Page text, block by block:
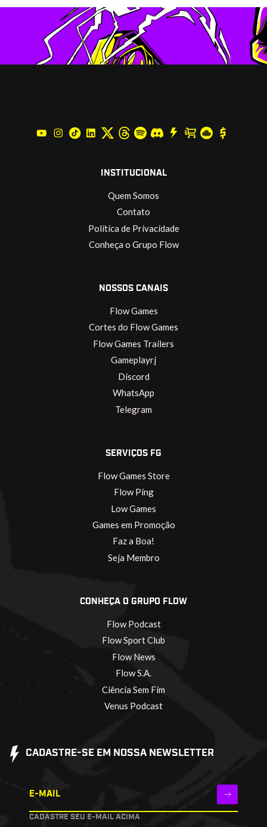
INSTITUCIONAL
Quem Somos
Contato
Política de Privacidade
Conheça o Grupo Flow
NOSSOS CANAIS
Flow Games
Cortes do Flow Games
Flow Games Trailers
Gameplayrj
Discord
WhatsApp
Telegram
SERVIÇOS FG
Flow Games Store
Flow Ping
Low Games
Games em Promoção
Faz a Boa!
Seja Membro
CONHEÇA O GRUPO FLOW
Flow Podcast
Flow Sport Club
Flow News
Flow S.A.
Ciência Sem Fim
Venus Podcast
CADASTRE-SE EM NOSSA NEWSLETTER
E-MAIL
CADASTRE SEU E-MAIL ACIMA